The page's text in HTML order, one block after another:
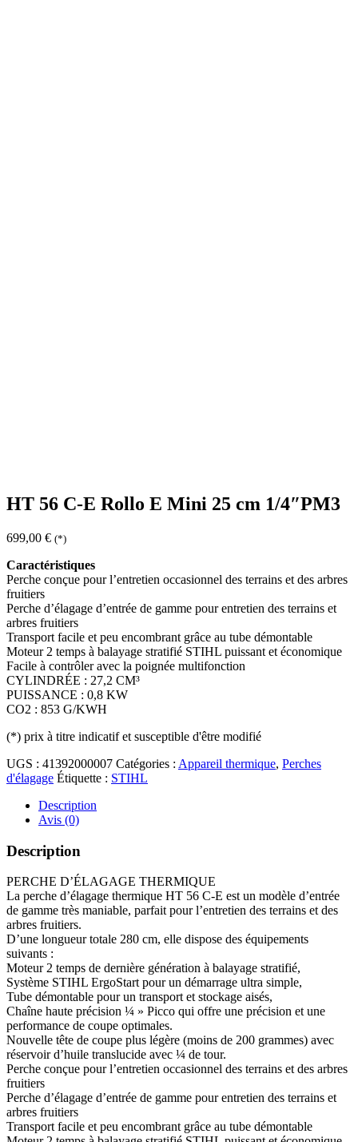
HT 56 C-E Rollo E Mini 25 cm 1/4″PM3
699,00 € (*)
Caractéristiques
Perche conçue pour l’entretien occasionnel des terrains et des arbres
fruitiers
Perche d’élagage d’entrée de gamme pour entretien des terrains et
arbres fruitiers
Transport facile et peu encombrant grâce au tube démontable
Moteur 2 temps à balayage stratifié STIHL puissant et économique
Facile à contrôler avec la poignée multifonction
CYLINDRÉE : 27,2 CM³
PUISSANCE : 0,8 KW
CO2 : 853 G/KWH
(*) prix à titre indicatif et susceptible d'être modifié
UGS : 41392000007 Catégories : Appareil thermique, Perches
d'élagage Étiquette : STIHL
Description
Avis (0)
Description
PERCHE D’ÉLAGAGE THERMIQUE
La perche d’élagage thermique HT 56 C-E est un modèle d’entrée
de gamme très maniable, parfait pour l’entretien des terrains et des
arbres fruitiers.
D’une longueur totale 280 cm, elle dispose des équipements
suivants :
Moteur 2 temps de dernière génération à balayage stratifié,
Système STIHL ErgoStart pour un démarrage ultra simple,
Tube démontable pour un transport et stockage aisés,
Chaîne haute précision ¼ » Picco qui offre une précision et une
performance de coupe optimales.
Nouvelle tête de coupe plus légère (moins de 200 grammes) avec
réservoir d’huile translucide avec ¼ de tour.
Perche conçue pour l’entretien occasionnel des terrains et des arbres
fruitiers
Perche d’élagage d’entrée de gamme pour entretien des terrains et
arbres fruitiers
Transport facile et peu encombrant grâce au tube démontable